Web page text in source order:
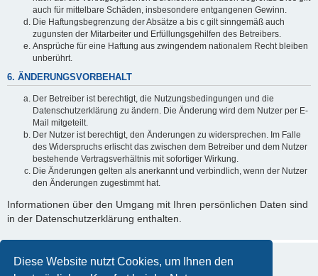
Diese Website nutzt Cookies, um Ihnen den
auch für mittelbare Schäden, insbesondere entgangenen Gewinn.
Die Haftungsbegrenzung der Absätze a bis c gilt sinngemäß auch
zugunsten der Mitarbeiter und Erfüllungsgehilfen des Betreibers.
Ansprüche für eine Haftung aus zwingendem nationalem Recht bleiben
unberührt.
6. ÄNDERUNGSVORBEHALT
Der Betreiber ist berechtigt, die Nutzungsbedingungen und die
Datenschutzerklärung zu ändern. Die Änderung wird dem Nutzer per E-
Mail mitgeteilt.
Der Nutzer ist berechtigt, den Änderungen zu widersprechen. Im Falle
des Widerspruchs erlischt das zwischen dem Betreiber und dem Nutzer
bestehende Vertragsverhältnis mit sofortiger Wirkung.
Die Änderungen gelten als anerkannt und verbindlich, wenn der Nutzer
den Änderungen zugestimmt hat.
Informationen über den Umgang mit Ihren persönlichen Daten sind
in der Datenschutzerklärung enthalten.